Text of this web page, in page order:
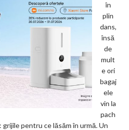
în
plin
dans,
însă
de
mult
e ori
bagaj
ele
vin la
pach
grijile pentru ce lăsăm în urmă. Un